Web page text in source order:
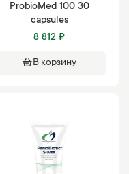
ProbioMed 100 30
capsules
8 812 ₽
В корзину